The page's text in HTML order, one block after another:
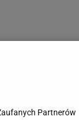
Partnerów